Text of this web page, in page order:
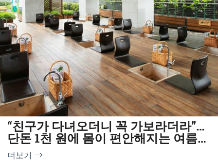
“친구가 다녀오더니 꼭 가보라더라”…
단돈 1천 원에 몸이 편안해지는 여름
한방명소
더보기